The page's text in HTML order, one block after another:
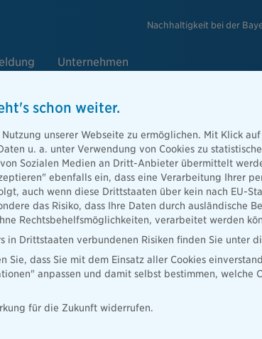
Nachhaltigkeit bei der
Unternehmen
schon weiter.
unserer Webseite zu ermöglichen. Mit Klick
u. a. unter Verwendung von Cookies zu
Sozialen Medien an Dritt-Anbieter übermittelt
ebenfalls ein, dass eine Verarbeitung Ihrer
auch wenn diese Drittstaaten über kein nach EU-
das Risiko, dass Ihre Daten durch ausländische
Rechtsbehelfsmöglichkeiten, verarbeitet werden
in Drittstaaten verbundenen Risiken finden Sie unter
dass Sie mit dem Einsatz aller Cookies
anpassen und damit selbst bestimmen, welche
für die Zukunft widerrufen.